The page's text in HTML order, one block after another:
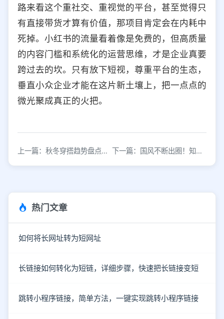
路来看这个重社交、重视觉的平台，甚至觉得只
有直接带货才算有价值，那项目肯定会在内耗中
死掉。小红书的流量看着像是免费的，但高质量
的内容门槛和系统化的运营思维，才是企业真要
跨过去的坎。只有放下短视，尊重平台的生态，
垂直小众企业才能在这片新土壤上，把一点点的
微光聚成真正的火把。
上一篇：秋冬穿搭趋势盘点：小红书榜单4大时髦法则 下一篇：国风不断出圈！知名品牌怎样借势发力？小红书数据查看3招玩转国风
热门文章
如何将长网址转为短网址
长链接如何转化为短链，详细步骤，快速把长链接变短
跳转小程序链接，简单方法，一键实现跳转小程序链接